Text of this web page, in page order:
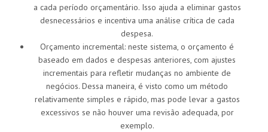
a cada período orçamentário. Isso ajuda a eliminar gastos
desnecessários e incentiva uma análise crítica de cada
despesa.
Orçamento incremental: neste sistema, o orçamento é
baseado em dados e despesas anteriores, com ajustes
incrementais para refletir mudanças no ambiente de
negócios. Dessa maneira, é visto como um método
relativamente simples e rápido, mas pode levar a gastos
excessivos se não houver uma revisão adequada, por
exemplo.